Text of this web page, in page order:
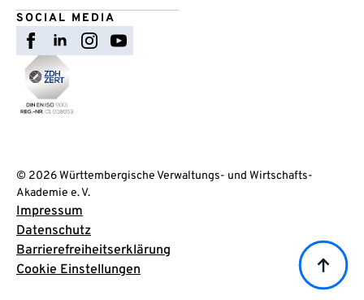
SOCIAL MEDIA
© 2026 Württembergische Verwaltungs- und Wirtschafts-
Akademie e. V.
Impressum
Datenschutz
Barrierefreiheitserklärung
Cookie Einstellungen